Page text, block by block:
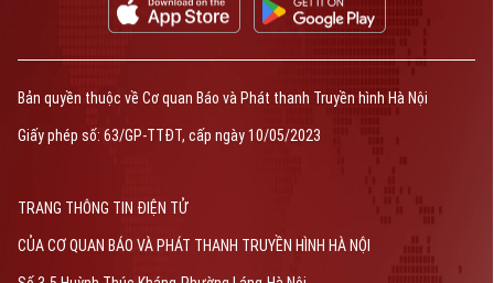
TRANG THÔNG TIN ĐIỆN TỬ
Giám đốc: NGUYỄN THANH LIÊM
Bản quyền thuộc về Cơ quan Báo và Phát thanh Truyền hình Hà Nội
Giấy phép số: 63/GP-TTĐT, cấp ngày 10/05/2023
TRANG THÔNG TIN ĐIỆN TỬ
CỦA CƠ QUAN BÁO VÀ PHÁT THANH TRUYỀN HÌNH HÀ NỘI